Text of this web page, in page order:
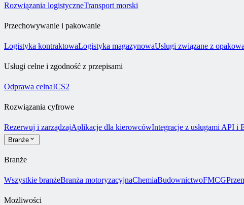
Rozwiązania logistyczneTransport morski
Przechowywanie i pakowanie
Logistyka kontraktowaLogistyka magazynowaUsługi związane z
Usługi celne i zgodność z przepisami
Odprawa celnaICS2
Rozwiązania cyfrowe
Rezerwuj i zarządzajAplikacje dla kierowcówIntegracje z usługami API i
Branże
Branże
Wszystkie branżeBranża motoryzacyjnaChemiaBudownictwoFMCG
Możliwości